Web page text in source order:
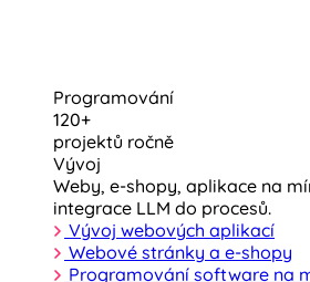
Programování
120+
projektů ročně
Vývoj
Weby, e-shopy, aplikace na
integrace LLM do procesů.
Vývoj webových aplikací
Webové stránky a e-shopy
Programování software na